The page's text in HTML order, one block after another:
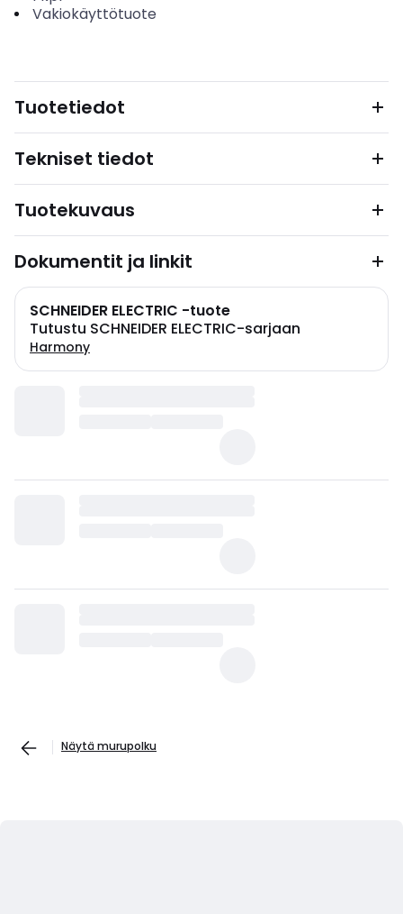
Vakiokäyttötuote
Tuotetiedot
Tekniset tiedot
Tuotekuvaus
Dokumentit ja linkit
SCHNEIDER ELECTRIC -tuote
Tutustu SCHNEIDER ELECTRIC-sarjaan
Harmony
Näytä murupolku